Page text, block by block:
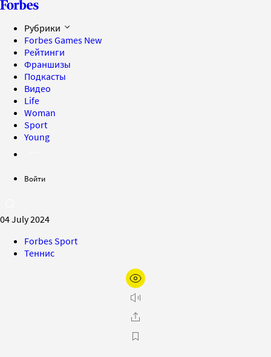
Рубрики
Forbes Games New
Рейтинги
Франшизы
Подкасты
Видео
Life
Woman
Sport
Young
Войти
04 July 2024
Forbes Sport
Теннис